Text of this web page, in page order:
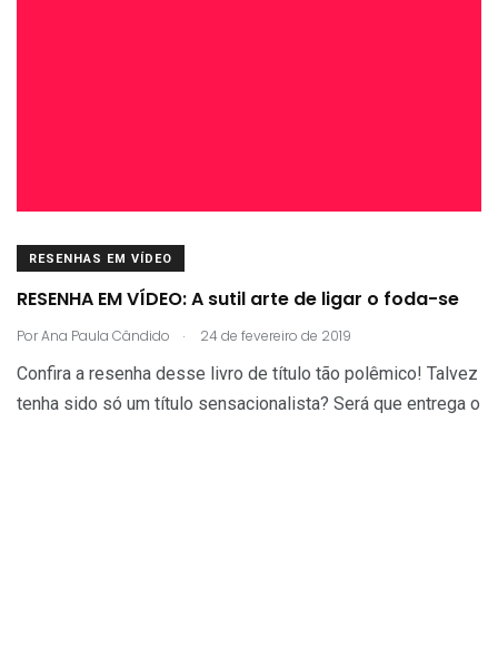
RESENHAS EM VÍDEO
RESENHA EM VÍDEO: A sutil arte de ligar o foda-se
PorAna Paula Cândido . 24 de fevereiro de 2019
Confira a resenha desse livro de título tão polêmico! Talvez
tenha sido só um título sensacionalista? Será que entrega o